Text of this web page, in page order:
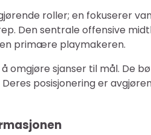
roller; en fokuserer
Den sentrale offensive
primære playmakeren.
omgjøre sjanser til mål. De
posisjonering er